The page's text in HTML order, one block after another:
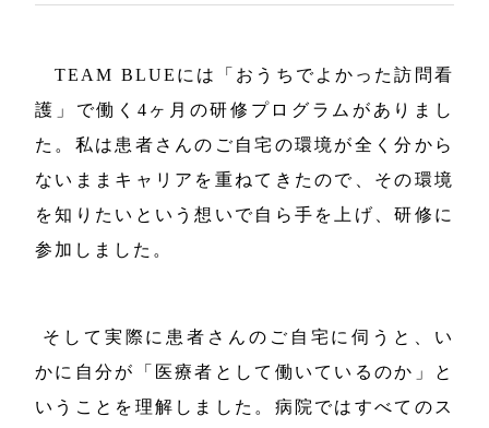
TEAM BLUEには「おうちでよかった訪問看
護」で働く4ヶ月の研修プログラムがありまし
た。私は患者さんのご自宅の環境が全く分から
ないままキャリアを重ねてきたので、その環境
を知りたいという想いで自ら手を上げ、研修に
参加しました。
そして実際に患者さんのご自宅に伺うと、い
かに自分が「医療者として働いているのか」と
いうことを理解しました。病院ではすべてのス